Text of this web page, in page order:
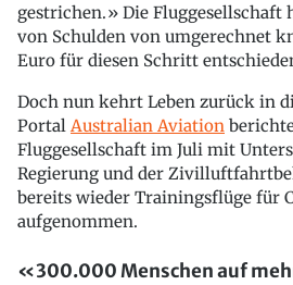
gestrichen.» Die Fluggesellschaft
von Schulden von umgerechnet
Euro für diesen Schritt
Doch nun kehrt Leben zurück in
Portal Australian Aviation
Fluggesellschaft im Juli mit
Regierung und der
bereits wieder Trainingsflüge für
aufgenommen.
«300.000 Menschen auf